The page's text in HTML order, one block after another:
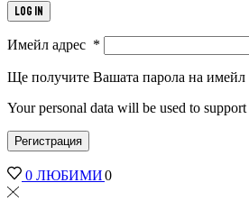
Log in
Имейл адрес *
Ще получите Вашата парола на имейл
Your personal data will be used to
Регистрация
0 ЛЮБИМИ0